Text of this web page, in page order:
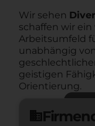
Wir sehen
schaffen wir
Arbeitsumfeld
unabhängig
geistigen
Orientierung.
domain